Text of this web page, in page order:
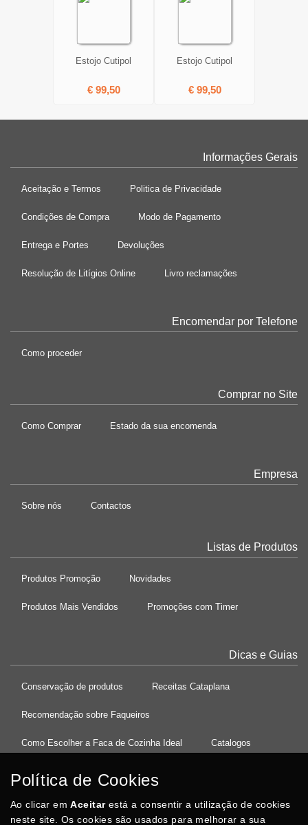
Estojo Cutipol
€ 99,50
Estojo Cutipol
€ 99,50
Informações Gerais
Aceitação e Termos Politica de Privacidade
Condições de Compra Modo de Pagamento
Entrega e Portes Devoluções
Resolução de Litígios Online Livro reclamações
Encomendar por Telefone
Como proceder
Comprar no Site
Como Comprar Estado da sua encomenda
Empresa
Sobre nós Contactos
Listas de Produtos
Produtos Promoção Novidades
Produtos Mais Vendidos Promoções com Timer
Dicas e Guias
Conservação de produtos Receitas Cataplana
Recomendação sobre Faqueiros
Como Escolher a Faca de Cozinha Ideal Catalogos
37°08'27.5"N 8°32'13.9"W
Política de Cookies
Ao clicar emAceitarestá a consentir a utilização de cookies
neste site. Os cookies são usados para melhorar a sua